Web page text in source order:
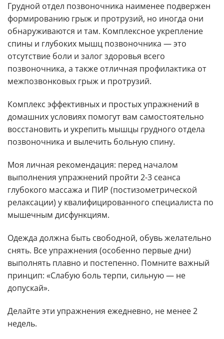
Грудной отдел позвоночника наименее подвержен
формированию грыж и протрузий, но иногда они
обнаруживаются и там. Комплексное укрепление
спины и глубоких мышц позвоночника — это
отсутствие боли и залог здоровья всего
позвоночника, а также отличная профилактика от
межпозвонковых грыж и протрузий.
Комплекс эффективных и простых упражнений в
домашних условиях помогут вам самостоятельно
восстановить и укрепить мышцы грудного отдела
позвоночника и вылечить больную спину.
Моя личная рекомендация: перед началом
выполнения упражнений пройти 2-3 сеанса
глубокого массажа и ПИР (постизометрической
релаксации) у квалифицированного специалиста по
мышечным дисфункциям.
Одежда должна быть свободной, обувь желательно
снять. Все упражнения (особенно первые дни)
выполнять плавно и постепенно. Помните важный
принцип: «Слабую боль терпи, сильную — не
допускай».
Делайте эти упражнения ежедневно, не менее 2
недель.